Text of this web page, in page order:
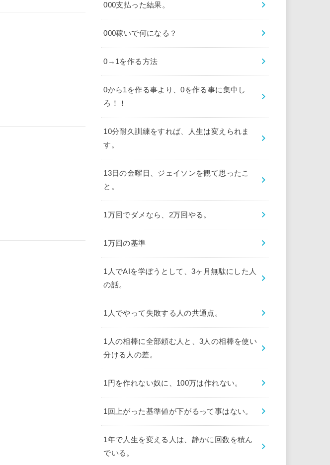
000支払った結果。
000稼いで何になる？
0→1を作る方法
0から1を作る事より、0を作る事に集中し
ろ！！
10分耐久訓練をすれば、人生は変えられま
す。
13日の金曜日、ジェイソンを観て思ったこ
と。
1万回でダメなら、2万回やる。
1万回の基準
1人でAIを学ぼうとして、3ヶ月無駄にした人
の話。
1人でやって失敗する人の共通点。
1人の相棒に全部頼む人と、3人の相棒を使い
分ける人の差。
1円を作れない奴に、100万は作れない。
1回上がった基準値が下がるって事はない。
1年で人生を変える人は、静かに回数を積ん
でいる。